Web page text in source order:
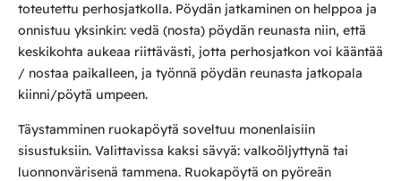
toteutettu perhosjatkolla. Pöydän jatkaminen on helppoa ja
onnistuu yksinkin: vedä (nosta) pöydän reunasta niin, että
keskikohta aukeaa riittävästi, jotta perhosjatkon voi kääntää
/ nostaa paikalleen, ja työnnä pöydän reunasta jatkopala
kiinni/pöytä umpeen.
Täystamminen ruokapöytä soveltuu monenlaisiin
sisustuksiin. Valittavissa kaksi sävyä: valkoöljyttynä tai
luonnonvärisenä tammena. Ruokapöytä on pyöreän